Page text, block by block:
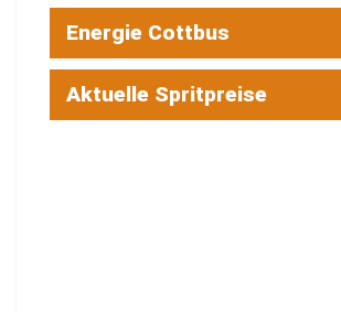
Energie Cottbus
Aktuelle Spritpreise